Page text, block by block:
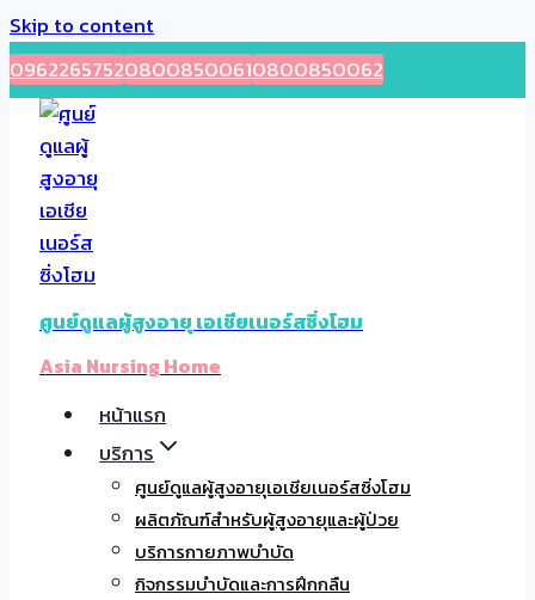
Skip to content
096226575208008500610800850062
ศูนย์ดูแลผู้สูงอายุ เอเชียเนอร์สซิ่งโฮม
Asia Nursing Home
หน้าแรก
บริการ
ศูนย์ดูแลผู้สูงอายุเอเชียเนอร์สซิ่งโฮม
ผลิตภัณฑ์สำหรับผู้สูงอายุและผู้ป่วย
บริการกายภาพบำบัด
กิจกรรมบำบัดและการฝึกกลืน